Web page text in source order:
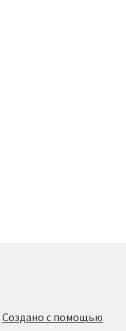
Создано с помощью